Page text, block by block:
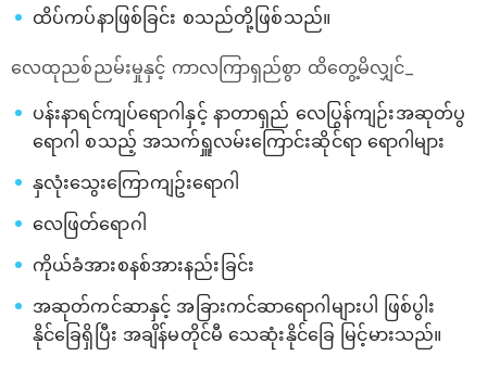
ထိပ်ကပ်နာဖြစ်ခြင်း စသည်တို့ဖြစ်သည်။
လေထုညစ်ညမ်းမှုနှင့် ကာလကြာရှည်စွာ ထိတွေ့မိလျှင်_
ပန်းနာရင်ကျပ်ရောဂါနှင့် နာတာရှည် လေပြွန်ကျဉ်းအဆုတ်ပွ
ရောဂါ စသည့် အသက်ရှူလမ်းကြောင်းဆိုင်ရာ ရောဂါများ
နှလုံးသွေးကြောကျဥ်းရောဂါ
လေဖြတ်ရောဂါ
ကိုယ်ခံအားစနစ်အားနည်းခြင်း
အဆုတ်ကင်ဆာနှင့် အခြားကင်ဆာရောဂါများပါ ဖြစ်ပွါး
နိုင်ခြေရှိပြီး အချိန်မတိုင်မီ သေဆုံးနိုင်ခြေ မြင့်မားသည်။